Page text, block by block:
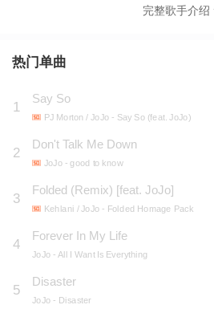
瞩目歌星！首支主打《Leave (Get Out)
Video Music Award提名最年轻的艺人，
完整歌手介绍
热门单曲
1
Say So
PJ Morton / JoJo - Say So (feat. JoJo)
2
Don't Talk Me Down
JoJo - good to know
3
Folded (Remix) [feat. JoJo]
Kehlani / JoJo - Folded Homage Pack
4
Forever In My Life
JoJo - All I Want Is Everything
5
Disaster
JoJo - Disaster